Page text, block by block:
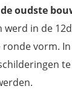
oudste
werd in de
vorm.